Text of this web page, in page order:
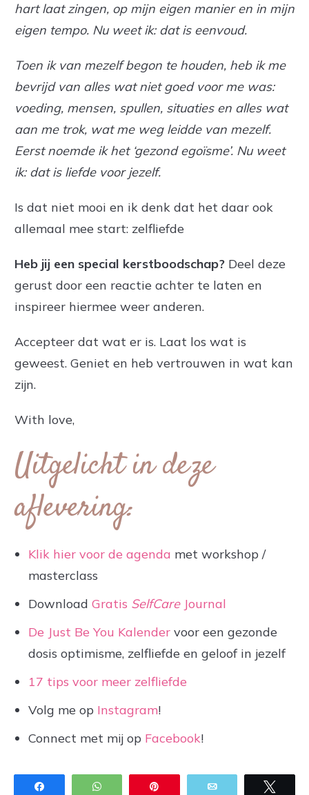
hart laat zingen, op mijn eigen manier en in mijn
eigen tempo. Nu weet ik: dat is eenvoud.
Toen ik van mezelf begon te houden, heb ik me
bevrijd van alles wat niet goed voor me was:
voeding, mensen, spullen, situaties en alles wat
aan me trok, wat me weg leidde van mezelf.
Eerst noemde ik het ‘gezond egoïsme’. Nu weet
ik: dat is liefde voor jezelf.
Is dat niet mooi en ik denk dat het daar ook
allemaal mee start: zelfliefde
Heb jij een special kerstboodschap? Deel deze
gerust door een reactie achter te laten en
inspireer hiermee weer anderen.
Accepteer dat wat er is. Laat los wat is
geweest. Geniet en heb vertrouwen in wat kan
zijn.
With love,
Uitgelicht in deze
aflevering:
Klik hier voor de agenda met workshop /
masterclass
Download Gratis SelfCareJournal
De Just Be You Kalender voor een gezonde
dosis optimisme, zelfliefde en geloof in jezelf
17 tips voor meer zelfliefde
Volg me op Instagram!
Connect met mij op Facebook!
WhatsApp